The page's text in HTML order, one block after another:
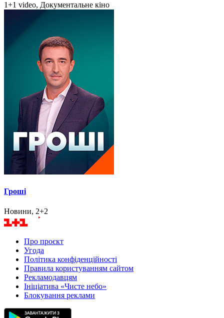
1+1 video, Документальне кіно
Гроші
Новини, 2+2
Про проєкт
Угода
Політика конфіденційності
Правила користуванням сайтом
Рекламодавцям
Ініціатива «Чисте небо»
Блокування реклами